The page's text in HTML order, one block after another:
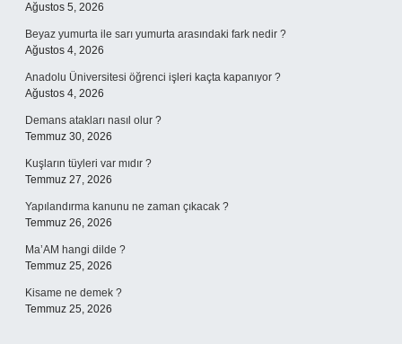
Ağustos 5, 2026
Beyaz yumurta ile sarı yumurta arasındaki fark nedir ?
Ağustos 4, 2026
Anadolu Üniversitesi öğrenci işleri kaçta kapanıyor ?
Ağustos 4, 2026
Demans atakları nasıl olur ?
Temmuz 30, 2026
Kuşların tüyleri var mıdır ?
Temmuz 27, 2026
Yapılandırma kanunu ne zaman çıkacak ?
Temmuz 26, 2026
Ma’AM hangi dilde ?
Temmuz 25, 2026
Kisame ne demek ?
Temmuz 25, 2026